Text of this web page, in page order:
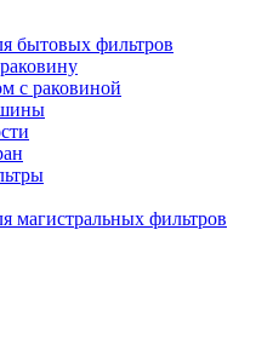
бытовых фильтров
с раковиной
магистральных фильтров